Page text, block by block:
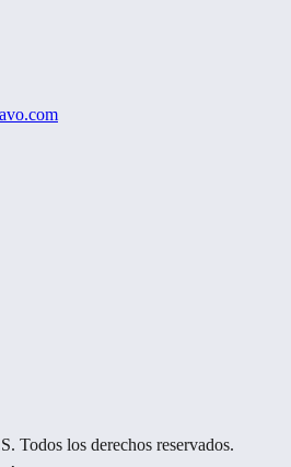
Todos los derechos reservados.